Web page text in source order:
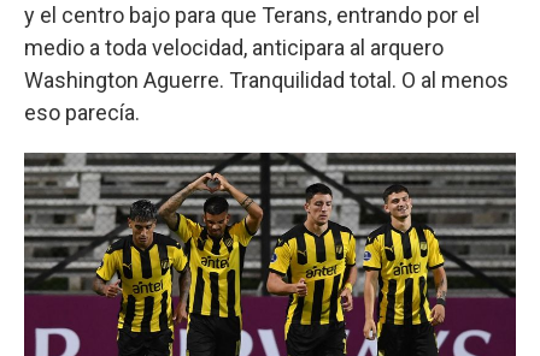
y el centro bajo para que Terans, entrando por el
medio a toda velocidad, anticipara al arquero
Washington Aguerre. Tranquilidad total. O al menos
eso parecía.